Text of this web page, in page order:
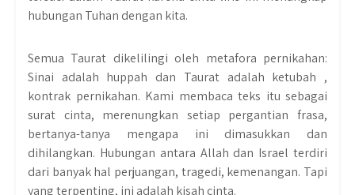
hubungan Tuhan dengan kita.
Semua Taurat dikelilingi oleh metafora pernikahan:
Sinai adalah huppah dan Taurat adalah ketubah ,
kontrak pernikahan. Kami membaca teks itu sebagai
surat cinta, merenungkan setiap pergantian frasa,
bertanya-tanya mengapa ini dimasukkan dan
dihilangkan. Hubungan antara Allah dan Israel terdiri
dari banyak hal perjuangan, tragedi, kemenangan. Tapi
yang terpenting, ini adalah kisah cinta.